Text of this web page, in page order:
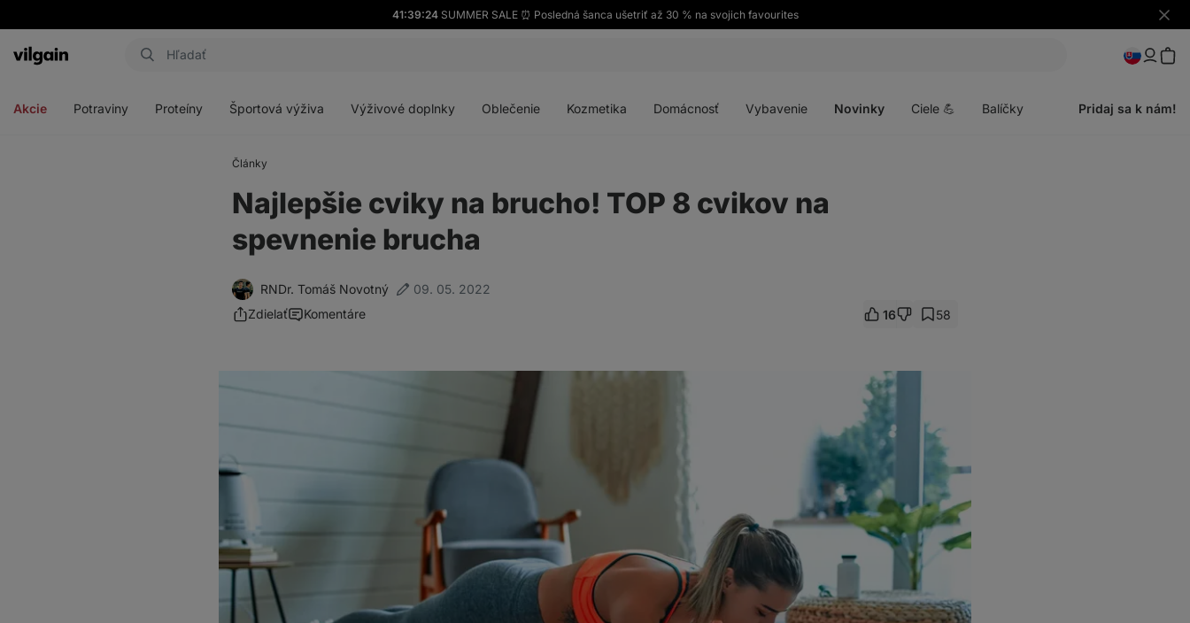
41:39:23SUMMER SALE ⏰ Posledná šanca ušetriť až 30 % na svojich favourites
Skryť
Eshop
Akcie Potraviny Proteíny Športová výživa Výživové doplnky Oblečenie Kozmetika Domácnosť Vybavenie Novinky Ciele 💪 Balíčky Pridaj sa k nám!
Články
Najlepšie cviky na brucho! TOP 8 cvikov na
spevnenie brucha
RNDr. Tomáš Novotný
09. 05. 2022
Zdielať
Komentáre 16 58